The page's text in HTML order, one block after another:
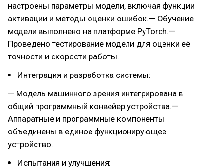
настроены параметры модели, включая функции
активации и методы оценки ошибок.— Обучение
модели выполнено на платформе PyTorch.—
Проведено тестирование модели для оценки её
точности и скорости работы.
Интеграция и разработка системы:
— Модель машинного зрения интегрирована в
общий программный конвейер устройства.—
Аппаратные и программные компоненты
объединены в единое функционирующее
устройство.
Испытания и улучшения: